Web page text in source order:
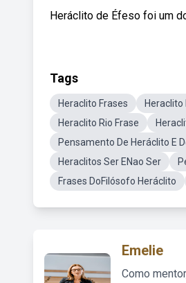
Heráclito de Éfeso foi um
Tags
Heraclito Frases Heraclito
Heraclito Rio Frase
Pensamento De Heráclito E
Heraclitos Ser ENao Ser
Frases DoFilósofo Heráclito
Emelie
Como